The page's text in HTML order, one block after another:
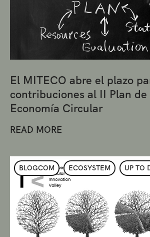
El MITECO abre el plazo
contribuciones al II Plan de
Economía Circular
READ MORE
BLOGCOM ECOSYSTEM UP TO